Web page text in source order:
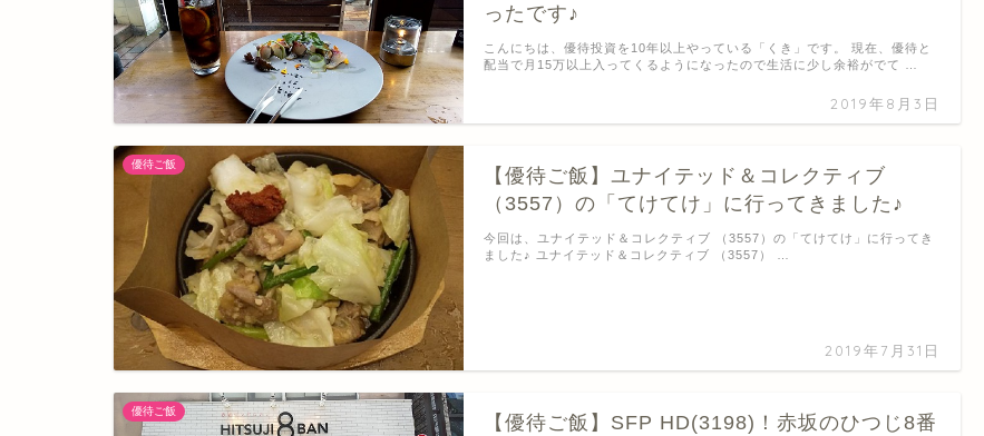
ったです♪
2019年8月3日
こんにちは、優待投資を10年以上やっている「くき」です。 現在、優待と
配当で月15万以上入ってくるようになったので生活に少し余裕がでて …
優待ご飯
【優待ご飯】ユナイテッド＆コレクティブ
（3557）の「てけてけ」に行ってきました♪
2019年7月31日
今回は、ユナイテッド＆コレクティブ （3557）の「てけてけ」に行ってき
ました♪ ユナイテッド＆コレクティブ （3557） …
優待ご飯
【優待ご飯】SFP HD(3198)！赤坂のひつじ8番